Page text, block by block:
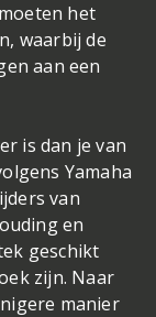
het
waarbij de
aan een
is dan je van
Yamaha
van
en
geschikt
zijn. Naar
manier